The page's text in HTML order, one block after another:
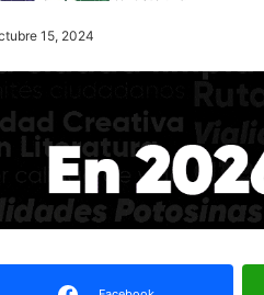
15, 2024